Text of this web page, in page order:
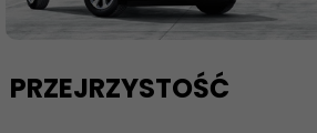
PRZEJRZYSTOŚĆ